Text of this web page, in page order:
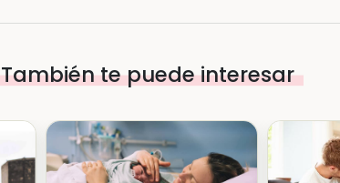
También te puede interesar